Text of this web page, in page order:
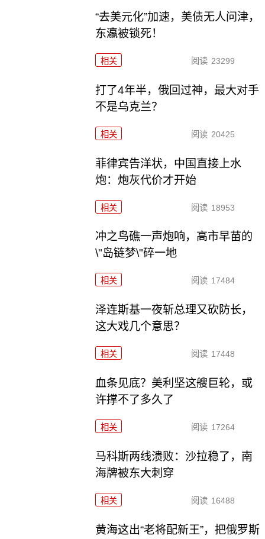
“去美元化”加速，美债无人问津，
东瀛被锁死！
相关 阅读 23299
打了4年半，俄回过神，最大对手
不是乌克兰？
相关 阅读 20425
菲律宾告洋状，中国直接上水
炮：炮灰代价才开始
相关 阅读 18953
冲之鸟礁一声炮响，高市早苗的
\"岛链梦\"碎一地
相关 阅读 17484
泽连斯基一夜斩总理又砍防长，
这大戏几个意思？
相关 阅读 17448
血条见底？美利坚这艘巨轮，或
许撑不了多久了
相关 阅读 17264
马科斯两线溃败：沙拉稳了，南
海牌被东大刺穿
相关 阅读 16488
黄海这出“老将配新王”，把俄罗斯